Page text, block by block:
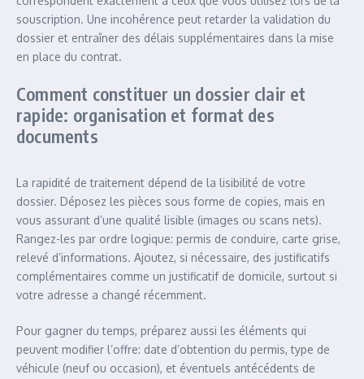
souscription. Une incohérence peut retarder la validation du
dossier et entraîner des délais supplémentaires dans la mise
en place du contrat.
Comment constituer un dossier clair et
rapide: organisation et format des
documents
La rapidité de traitement dépend de la lisibilité de votre
dossier. Déposez les pièces sous forme de copies, mais en
vous assurant d’une qualité lisible (images ou scans nets).
Rangez-les par ordre logique: permis de conduire, carte grise,
relevé d’informations. Ajoutez, si nécessaire, des justificatifs
complémentaires comme un justificatif de domicile, surtout si
votre adresse a changé récemment.
Pour gagner du temps, préparez aussi les éléments qui
peuvent modifier l’offre: date d’obtention du permis, type de
véhicule (neuf ou occasion), et éventuels antécédents de